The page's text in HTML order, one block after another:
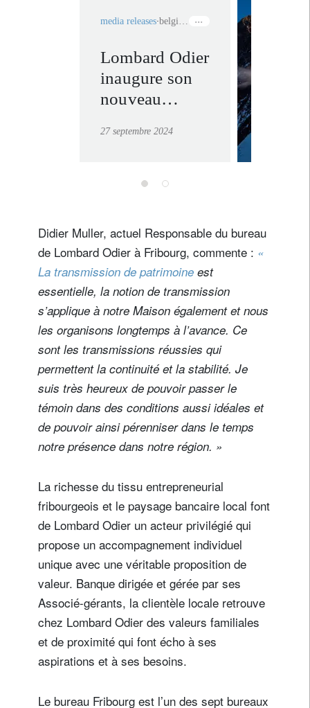
media releases
Lombard Odier
inaugure son
nouveau
Anvers
27 septembre 2024
Didier Muller, actuel Responsable du bureau
de Lombard Odier à Fribourg, commente : «
La transmission de patrimoine est
essentielle, la notion de transmission
s’applique à notre Maison également et nous
les organisons longtemps à l’avance. Ce
sont les transmissions réussies qui
permettent la continuité et la stabilité. Je
suis très heureux de pouvoir passer le
témoin dans des conditions aussi idéales et
de pouvoir ainsi pérenniser dans le temps
notre présence dans notre région. »
La richesse du tissu entrepreneurial
fribourgeois et le paysage bancaire local font
de Lombard Odier un acteur privilégié qui
propose un accompagnement individuel
unique avec une véritable proposition de
valeur. Banque dirigée et gérée par ses
Associé-gérants, la clientèle locale retrouve
chez Lombard Odier des valeurs familiales
et de proximité qui font écho à ses
aspirations et à ses besoins.
Le bureau Fribourg est l’un des sept bureaux